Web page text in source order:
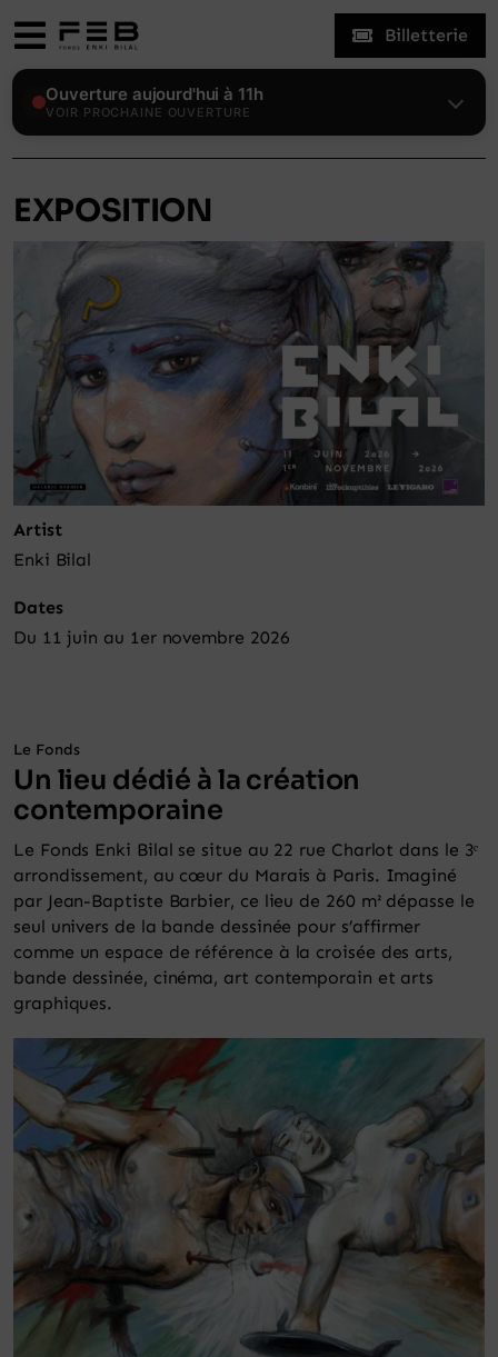
to
Ouverture aujourd'hui à 11h
VOIR PROCHAINE OUVERTURE
Toggle
Navigation
Expositions
Le Fonds
Visiter
Actualités
Mon compte
Panier
Billetterie
EXPOSITION
Artist
Enki Bilal
Dates
Du 11 juin au 1er novembre 2026
Le Fonds
Un lieu dédié à la création
contemporaine
Le Fonds Enki Bilal se situe au 22 rue Charlot dans le 3ᵉ
arrondissement, au cœur du Marais à Paris. Imaginé
par Jean-Baptiste Barbier, ce lieu de 260 m² dépasse le
seul univers de la bande dessinée pour s’affirmer
comme un espace de référence à la croisée des arts,
bande dessinée, cinéma, art contemporain et arts
graphiques.